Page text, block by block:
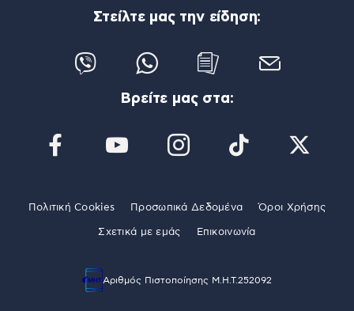
Στείλτε μας την είδηση:
Βρείτε μας στα:
Πολιτική Cookies Προσωπικά Δεδομένα Όροι Χρήσης
Σχετικά με εμάς Επικοινωνία
Αριθμός Πιστοποίησης Μ.Η.Τ.252092